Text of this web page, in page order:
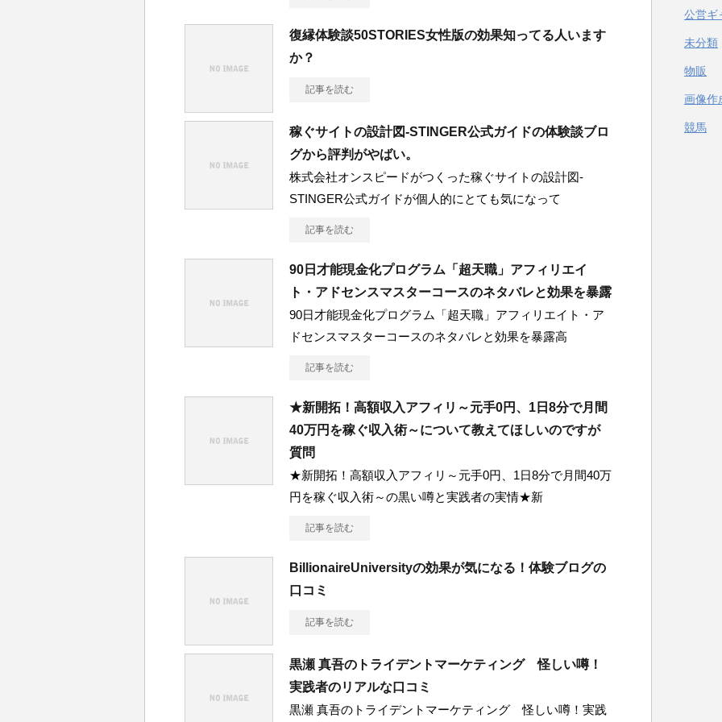
復縁体験談50STORIES女性版の効果知ってる人います
か？
記事を読む
稼ぐサイトの設計図-STINGER公式ガイドの体験談ブロ
グから評判がやばい。
株式会社オンスピードがつくった稼ぐサイトの設計図-
STINGER公式ガイドが個人的にとても気になって
記事を読む
90日才能現金化プログラム「超天職」アフィリエイ
ト・アドセンスマスターコースのネタバレと効果を暴露
90日才能現金化プログラム「超天職」アフィリエイト・ア
ドセンスマスターコースのネタバレと効果を暴露高
記事を読む
★新開拓！高額収入アフィリ～元手0円、1日8分で月間
40万円を稼ぐ収入術～について教えてほしいのですが
質問
★新開拓！高額収入アフィリ～元手0円、1日8分で月間40万
円を稼ぐ収入術～の黒い噂と実践者の実情★新
記事を読む
BillionaireUniversityの効果が気になる！体験ブログの
口コミ
記事を読む
黒瀬 真吾のトライデントマーケティング 怪しい噂！
実践者のリアルな口コミ
黒瀬 真吾のトライデントマーケティング 怪しい噂！実践
公営ギ
未分類
物販
画像作
競馬